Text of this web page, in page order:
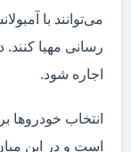
می‌توانند با
رسانی مهیا
اجاره شود.
انتخاب خودروها
است و در این